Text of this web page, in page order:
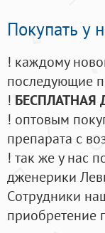
Покупать у
! каждому
последующие
! БЕСПЛАТНАЯ
! оптовым
препарата с
! так же у нас
дженерики
Cотрудники
приобретение